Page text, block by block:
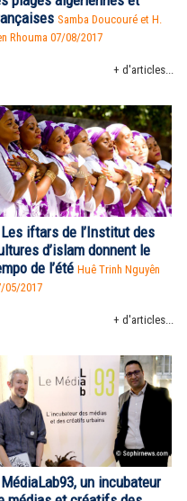
Samba Doucouré et H.
Rhouma 07/08/2017
+ d'articles...
Les iftars de l’Institut des
d’islam donnent le
de l’été Huê Trinh Nguyên
05/2017
+ d'articles...
MédiaLab93, un incubateur